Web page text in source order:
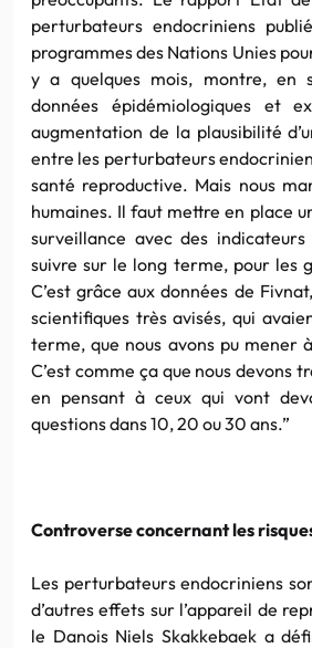
perturbateurs endocriniens
programmes des Nations Unies
y a quelques mois, montre, en
données épidémiologiques et
augmentation de la plausibilité
entre les perturbateurs
santé reproductive. Mais nous
humaines. Il faut mettre en place
surveillance avec des
suivre sur le long terme, pour les
C’est grâce aux données de
scientifiques très avisés, qui
terme, que nous avons pu mener
C’est comme ça que nous devons
en pensant à ceux qui vont
questions dans 10, 20 ou 30 ans.”
Controverse concernant les
Les perturbateurs endocriniens
d’autres effets sur l’appareil de
le Danois Niels Skakkebaek a